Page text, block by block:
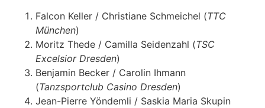
Falcon Keller / Christiane Schmeichel (TTC
München)
Moritz Thede / Camilla Seidenzahl (TSC
Excelsior Dresden)
Benjamin Becker / Carolin Ihmann
(Tanzsportclub Casino Dresden)
Jean-Pierre Yöndemli / Saskia Maria Skupin